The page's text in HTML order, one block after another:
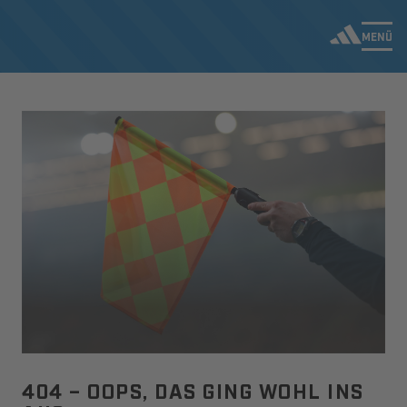
MENÜ
404 – OOPS, DAS GING WOHL INS